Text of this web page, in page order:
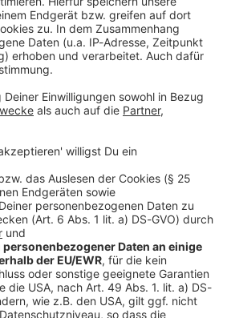
Kontaktformular
Sprachnachricht
© dpa-infocom, dpa:260110-930-525153/1